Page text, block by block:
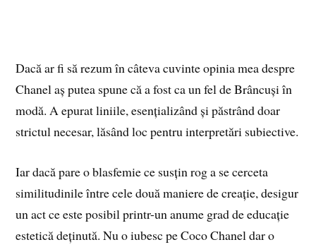
Dacă ar fi să rezum în câteva cuvinte opinia mea despre
Chanel aș putea spune că a fost ca un fel de Brâncuși în
modă. A epurat liniile, esențializând și păstrând doar
strictul necesar, lăsând loc pentru interpretări subiective.
Iar dacă pare o blasfemie ce susțin rog a se cerceta
similitudinile între cele două maniere de creație, desigur
un act ce este posibil printr-un anume grad de educație
estetică deținută. Nu o iubesc pe Coco Chanel dar o